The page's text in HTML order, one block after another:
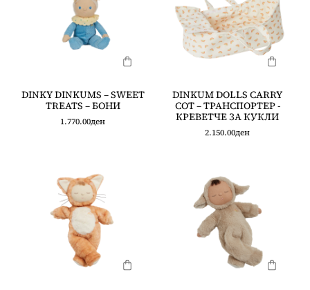
DINKY DINKUMS – SWEET
TREATS – БОНИ
1.770.00ден
DINKUM DOLLS CARRY
COT – ТРАНСПОРТЕР -
КРЕВЕТЧЕ ЗА КУКЛИ
2.150.00ден